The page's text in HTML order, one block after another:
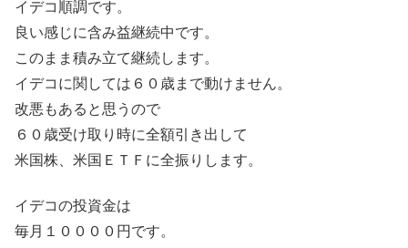
イデコ順調です。
良い感じに含み益継続中です。
このまま積み立て継続します。
イデコに関しては６０歳まで動けません。
改悪もあると思うので
６０歳受け取り時に全額引き出して
米国株、米国ＥＴＦに全振りします。
イデコの投資金は
毎月１００００円です。